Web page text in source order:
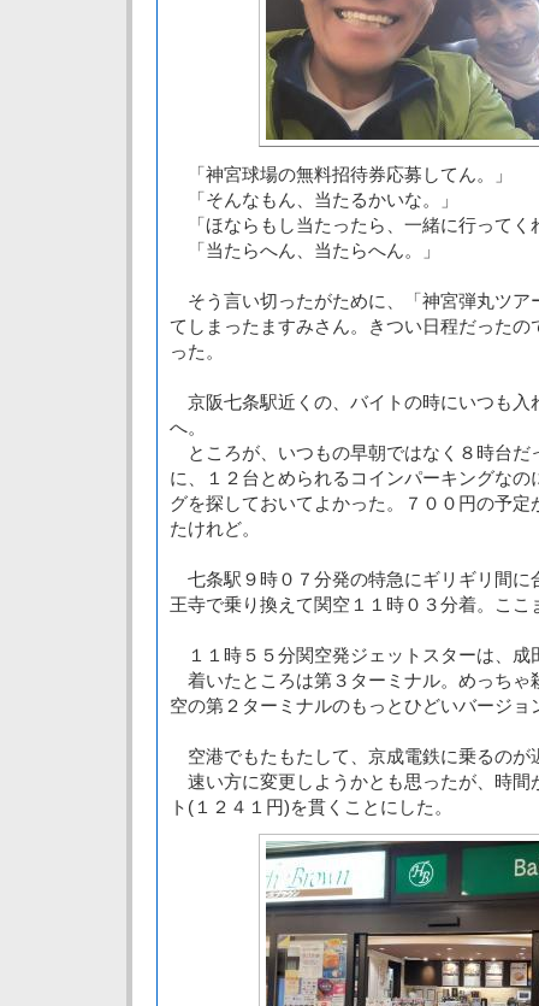
「神宮球場の無料招待券応募してん。」
「そんなもん、当たるかいな。」
「ほならもし当たったら、一緒に行ってく
「当たらへん、当たらへん。」
そう言い切ったがために、「神宮弾丸ツア
てしまったますみさん。きつい日程だったの
った。
京阪七条駅近くの、バイトの時にいつも入
へ。
ところが、いつもの早朝ではなく８時台だ
に、１２台とめられるコインパーキングな
グを探しておいてよかった。７００円の予
たけれど。
七条駅９時０７分発の特急にギリギリ間に
王寺で乗り換えて関空１１時０３分着。ここ
１１時５５分関空発ジェットスターは、成
着いたところは第３ターミナル。めっちゃ
空の第２ターミナルのもっとひどいバージョ
空港でもたもたして、京成電鉄に乗るのが
速い方に変更しようかとも思ったが、時間
ト(１２４１円)を貫くことにした。